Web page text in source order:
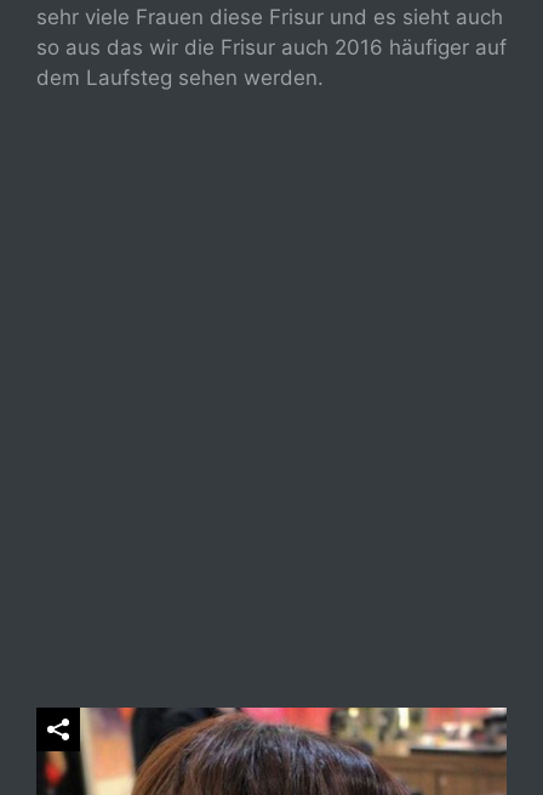
sehr viele Frauen diese Frisur und es sieht auch
so aus das wir die Frisur auch 2016 häufiger auf
dem Laufsteg sehen werden.